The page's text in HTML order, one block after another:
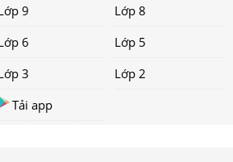
9
Lớp 8
6
Lớp 5
3
Lớp 2
Tải app